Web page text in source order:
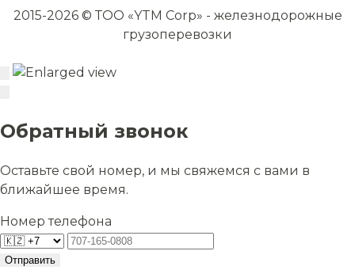
2015-2026 © ТОО «YTM Corp» - железнодорожные
грузоперевозки
Обратный звонок
Оставьте свой номер, и мы свяжемся с вами в
ближайшее время.
Номер телефона
Отправить